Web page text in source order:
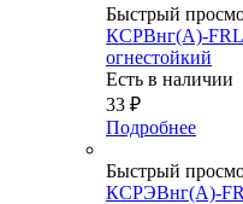
Быстрый
КСРВнг(А)-
огнестойкий
Есть в наличии
33 ₽
Подробнее
Быстрый
КСРЭВнг(А)-